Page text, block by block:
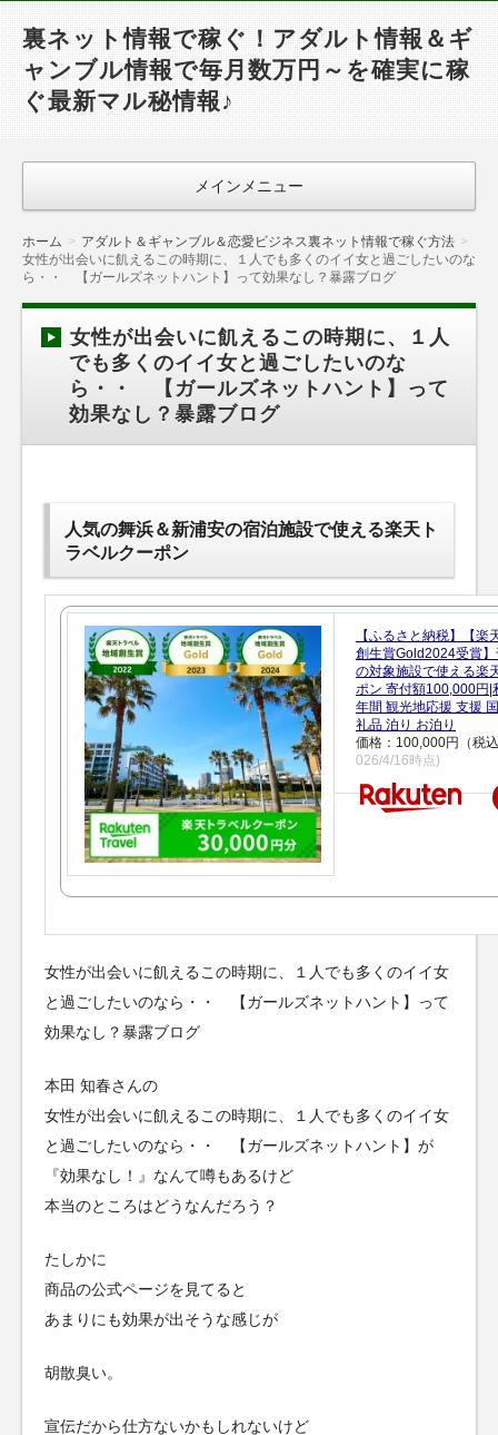
裏ネット情報で稼ぐ！アダルト情報＆ギ
ャンブル情報で毎月数万円～を確実に稼
ぐ最新マル秘情報♪
メインメニュー
ホーム
アダルト＆ギャンブル＆恋愛ビジネス裏ネット情報で稼ぐ方法
女性が出会いに飢えるこの時期に、１人でも多くのイイ女と過ごしたいのな
ら・・ 【ガールズネットハント】って効果なし？暴露ブログ
女性が出会いに飢えるこの時期に、１人
でも多くのイイ女と過ごしたいのな
ら・・ 【ガールズネットハント】って
効果なし？暴露ブログ
人気の舞浜＆新浦安の宿泊施設で使える楽天ト
ラベルクーポン
【ふるさと納税】【楽
創生賞Gold2024受賞
の対象施設で使える楽
ポン 寄付額100,000円|
年間 観光地応援 支援
礼品 泊り お泊り
価格：100,000円（税
026/4/16時点)
女性が出会いに飢えるこの時期に、１人でも多くのイイ女
と過ごしたいのなら・・ 【ガールズネットハント】って
効果なし？暴露ブログ
本田 知春さんの
女性が出会いに飢えるこの時期に、１人でも多くのイイ女
と過ごしたいのなら・・ 【ガールズネットハント】が
『効果なし！』なんて噂もあるけど
本当のところはどうなんだろう？
たしかに
商品の公式ページを見てると
あまりにも効果が出そうな感じが
胡散臭い。
宣伝だから仕方ないかもしれないけど